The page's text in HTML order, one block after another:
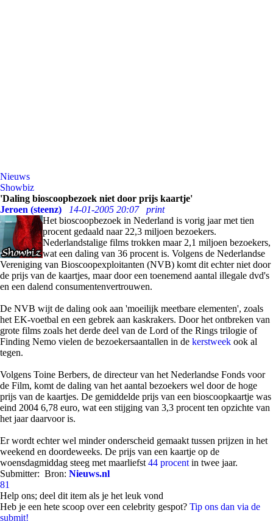
Nieuws
Showbiz
'Daling bioscoopbezoek niet door prijs kaartje'
Jeroen (steenz)
14-01-2005 20:07
print
Het bioscoopbezoek in Nederland is vorig jaar met tien
procent gedaald naar 22,3 miljoen bezoekers.
Nederlandstalige films trokken maar 2,1 miljoen bezoekers,
wat een daling van 36 procent is. Volgens de Nederlandse
Vereniging van Bioscoopexploitanten (NVB) komt dit echter niet door
de prijs van de kaartjes, maar door een toenemend aantal illegale dvd's
en een dalend consumentenvertrouwen.
De NVB wijt de daling ook aan 'moeilijk meetbare elementen', zoals
het EK-voetbal en een gebrek aan kaskrakers. Door het ontbreken van
grote films zoals het derde deel van de Lord of the Rings trilogie of
Finding Nemo vielen de bezoekersaantallen in de kerstweek ook al
tegen.
Volgens Toine Berbers, de directeur van het Nederlandse Fonds voor
de Film, komt de daling van het aantal bezoekers wel door de hoge
prijs van de kaartjes. De gemiddelde prijs van een bioscoopkaartje was
eind 2004 6,78 euro, wat een stijging van 3,3 procent ten opzichte van
het jaar daarvoor is.
Er wordt echter wel minder onderscheid gemaakt tussen prijzen in het
weekend en doordeweeks. De prijs van een kaartje op de
woensdagmiddag steeg met maarliefst 44 procent in twee jaar.
Submitter: Bron: Nieuws.nl
81
Help ons; deel dit item als je het leuk vond
Heb je een hete scoop over een celebrity gespot? Tip ons dan via de
submit!